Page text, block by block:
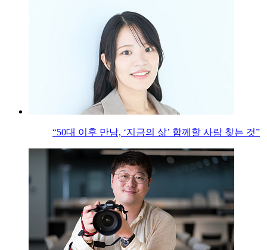
“50대 이후 만남, ‘지금의 삶’ 함께할 사람 찾는 것”